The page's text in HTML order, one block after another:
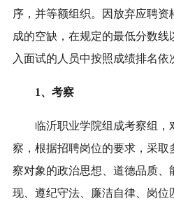
序，并等额组织。因放弃应聘
成的空缺，在规定的最低分数
入面试的人员中按照成绩排名依
1、考察
临沂职业学院组成考察组，
察，根据招聘岗位的要求，采取
察对象的政治思想、道德品质、
现、遵纪守法、廉洁自律、岗位